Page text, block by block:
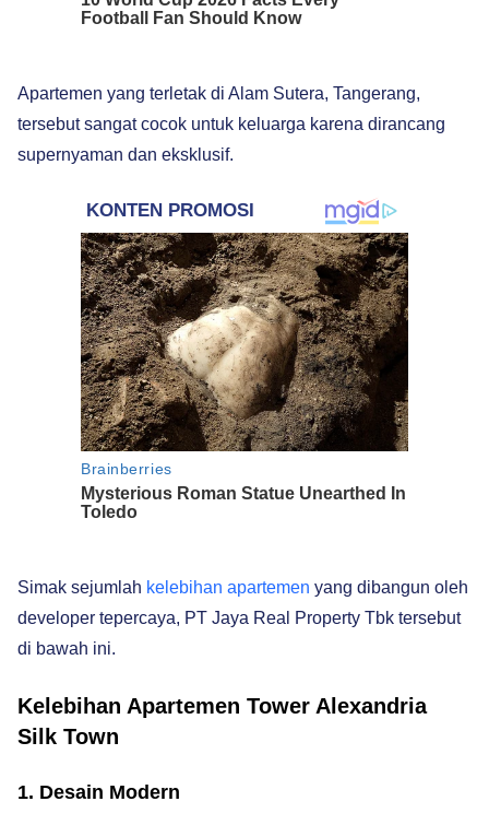
Apartemen yang terletak di Alam Sutera, Tangerang,
tersebut sangat cocok untuk keluarga karena dirancang
supernyaman dan eksklusif.
Simak sejumlah kelebihan apartemen yang dibangun oleh
developer tepercaya, PT Jaya Real Property Tbk tersebut
di bawah ini.
Kelebihan Apartemen Tower Alexandria
Silk Town
1. Desain Modern